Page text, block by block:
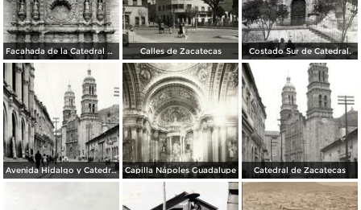
Facahada de la Catedral de Zacatecas Calles de Zacatecas Costado Sur de Catedral.
Avenida Hidalgo y Catedral de Zacatecas Capilla Nápoles Guadalupe Catedral de Zacatecas